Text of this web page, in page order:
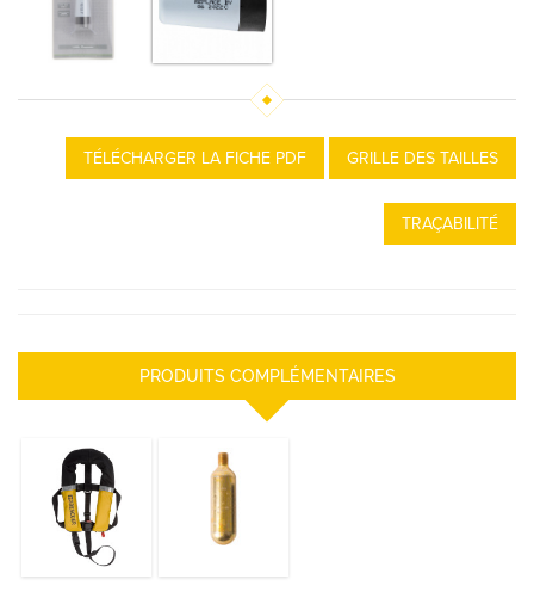
TÉLÉCHARGER LA FICHE PDF GRILLE DES TAILLES
TRAÇABILITÉ
PRODUITS COMPLÉMENTAIRES
Gilet
autogonflant GC-
RESCUER
DÉCOUVRIR
Bouteille de 33
grammes de gaz
Co2